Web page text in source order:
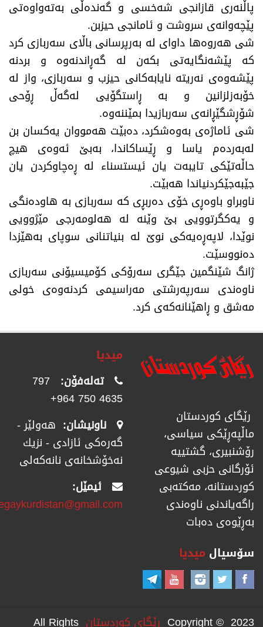
پاڵنەری قازانجی شەخسی و گەندەڵی بەتەواوەتی
پێچەوانەی سروشت و ئامانجی حیزبن.
شی هەروەها داوای لە بەرپرسانی باڵای سەربازی کرد
کە پێشەنگایەتی بکەن لە گەڕاندنەوە و بردنە
پێشەوەی نەریتە نایابەکانی حیزب و سەربازی، واز لە
خۆبەزلزانین و بە ڕاستگۆیی لەگەڵ ڕۆحی
شۆڕشگێڕانەی سەربازیدا بمێننەوە.
شی ئاماژەی بەوەشکرد، دەبێت هەمووان یەکسان بن
لەبەردەم یاسا و ڕێساکاندا، بەبێ ئەوەی هیچ
حاڵەتێکی تایبەت یان ئیستسناء لە ڕەچاوکردن یان
جێبەجێکردنیاندا هەبێت.
ناوبراو باوەڕی خۆی دەربڕی کە سەربازی بە هاودەنگی
و یەکگرتوویی بێ وێنە لە هەلومەرجی مێژوویی
نوێدا، لاپەڕەیەکی نوێ لە بنیاتنانی سوپای بەهێزدا
دەنووسێت.
ژانگ شێنگمین جێگری سەرۆکی کۆمیسیۆنی سەربازی
ناوەندی سەرپەرشتی مەراسیمی کردنەوەی خولی
مەشق و ڕاهێنانەکەی کرد.
رێگای كوردستان
ماڵپەڕێكی سیاسی،
رۆشنبیری، گشتییە
ئۆرگانی حزبی شیوعی
كوردستانە، مەكتەبی
راگەیاندنی ناوەندی
بەڕێوەی دەبات
میدیا
تەلەفۆن: 797
4635 750 964+
ناونیشان: هەولێر -
گەرەکی ئازادی - نزیك
نەخۆشخانەی نانەکەلی
ئیمێل:
سۆسیال میدیا
Copyright © 2023 رێگای كوردستان All Rights